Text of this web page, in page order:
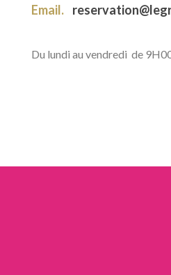
Email.
Du lundi au vendredi de